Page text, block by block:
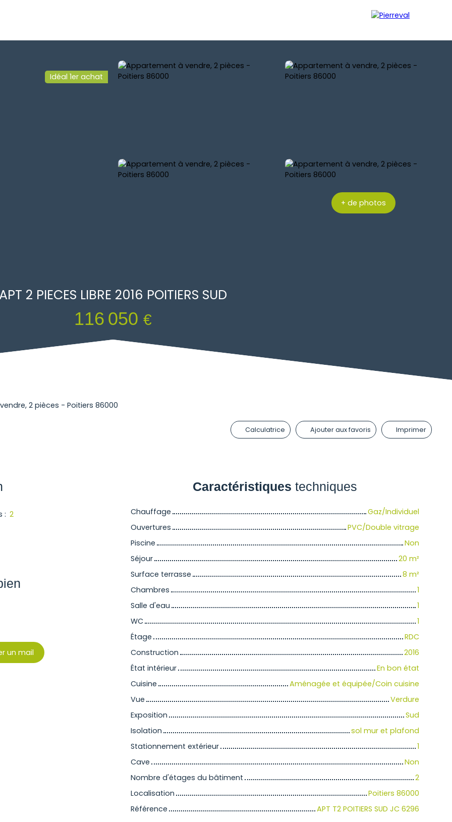
Idéal 1er achat
+ de photos
2 PIECES LIBRE 2016 POITIERS SUD
116 050 €
2 pièces - Poitiers 86000
Calculatrice Ajouter aux favoris Imprimer
: 2
un mail
Caractéristiques techniques
Chauffage
Gaz/Individuel
Ouvertures
PVC/Double vitrage
Piscine
Non
Séjour
20 m²
Surface terrasse
8 m²
Chambres
1
Salle d'eau
1
WC
1
Étage
RDC
Construction
2016
État intérieur
En bon état
Cuisine
Aménagée et équipée/Coin cuisine
Vue
Verdure
Exposition
Sud
Isolation
sol mur et plafond
Stationnement extérieur
1
Cave
Non
Nombre d'étages du bâtiment
2
Localisation
Poitiers 86000
Référence
APT T2 POITIERS SUD JC 6296